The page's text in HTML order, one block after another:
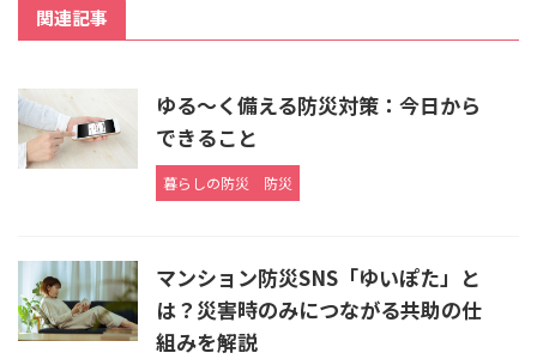
関連記事
ゆる～く備える防災対策：今日から
できること
暮らしの防災 防災
マンション防災SNS「ゆいぽた」と
は？災害時のみにつながる共助の仕
組みを解説